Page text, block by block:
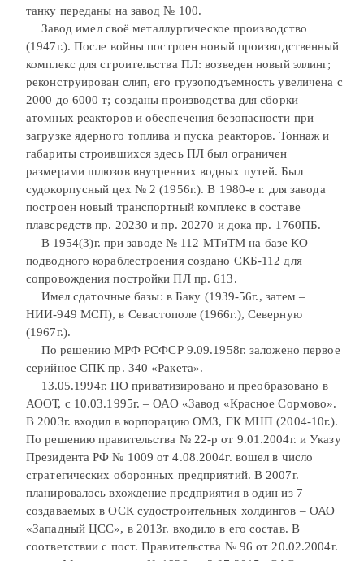
танку переданы на завод № 100.
Завод имел своё металлургическое производство
(1947г.). После войны построен новый производственный
комплекс для строительства ПЛ: возведен новый эллинг;
реконструирован слип, его грузоподъемность увеличена с
2000 до 6000 т; созданы производства для сборки
атомных реакторов и обеспечения безопасности при
загрузке ядерного топлива и пуска реакторов. Тоннаж и
габариты строившихся здесь ПЛ был ограничен
размерами шлюзов внутренних водных путей. Был
судокорпусный цех № 2 (1956г.). В 1980-е г. для завода
построен новый транспортный комплекс в составе
плавсредств пр. 20230 и пр. 20270 и дока пр. 1760ПБ.
В 1954(3)г. при заводе № 112 МТиТМ на базе КО
подводного кораблестроения создано СКБ-112 для
сопровождения постройки ПЛ пр. 613.
Имел сдаточные базы: в Баку (1939-56г., затем –
НИИ-949 МСП), в Севастополе (1966г.), Северную
(1967г.).
По решению МРФ РСФСР 9.09.1958г. заложено первое
серийное СПК пр. 340 «Ракета».
13.05.1994г. ПО приватизировано и преобразовано в
АООТ, с 10.03.1995г. – ОАО «Завод «Красное Сормово».
В 2003г. входил в корпорацию ОМЗ, ГК МНП (2004-10г.).
По решению правительства № 22-р от 9.01.2004г. и Указу
Президента РФ № 1009 от 4.08.2004г. вошел в число
стратегических оборонных предприятий. В 2007г.
планировалось вхождение предприятия в один из 7
создаваемых в ОСК судостроительных холдингов – ОАО
«Западный ЦСС», в 2013г. входило в его состав. В
соответствии с пост. Правительства № 96 от 20.02.2004г.